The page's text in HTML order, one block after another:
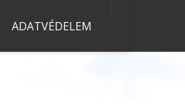
ADATVÉDELEM